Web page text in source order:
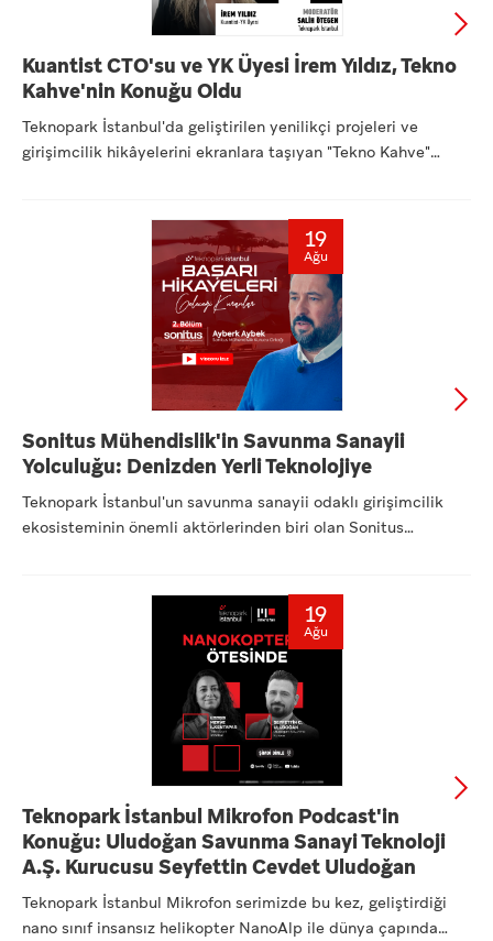
Kuantist CTO'su ve YK Üyesi İrem Yıldız, Tekno
Kahve'nin Konuğu Oldu
Teknopark İstanbul'da geliştirilen yenilikçi projeleri ve
girişimcilik hikâyelerini ekranlara taşıyan "Tekno Kahve"
19
Ağu
Sonitus Mühendislik'in Savunma Sanayii
Yolculuğu: Denizden Yerli Teknolojiye
Teknopark İstanbul'un savunma sanayii odaklı girişimcilik
ekosisteminin önemli aktörlerinden biri olan Sonitus
19
Ağu
Teknopark İstanbul Mikrofon Podcast'in
Konuğu: Uludoğan Savunma Sanayi Teknoloji
A.Ş. Kurucusu Seyfettin Cevdet Uludoğan
Teknopark İstanbul Mikrofon serimizde bu kez, geliştirdiği
nano sınıf insansız helikopter NanoAlp ile dünya çapında